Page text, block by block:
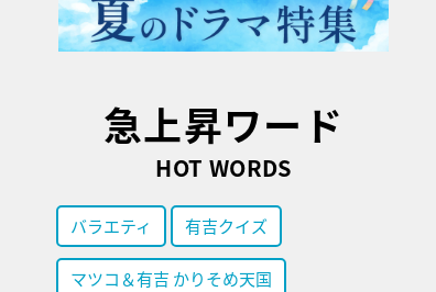
急上昇ワード
HOT WORDS
バラエティ 有吉クイズ
マツコ＆有吉 かりそめ天国